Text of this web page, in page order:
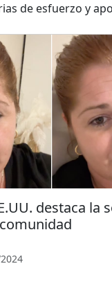
de esfuerzo y
destaca la